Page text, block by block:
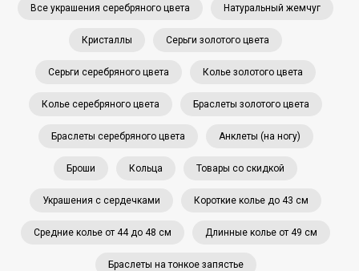
Все украшения серебряного цвета Натуральный жемчуг
Кристаллы Серьги золотого цвета
Серьги серебряного цвета Колье золотого цвета
Колье серебряного цвета Браслеты золотого цвета
Браслеты серебряного цвета Анклеты (на ногу)
Броши Кольца Товары со скидкой
Украшения с сердечками Короткие колье до 43 см
Средние колье от 44 до 48 см Длинные колье от 49 см
Браслеты на тонкое запястье